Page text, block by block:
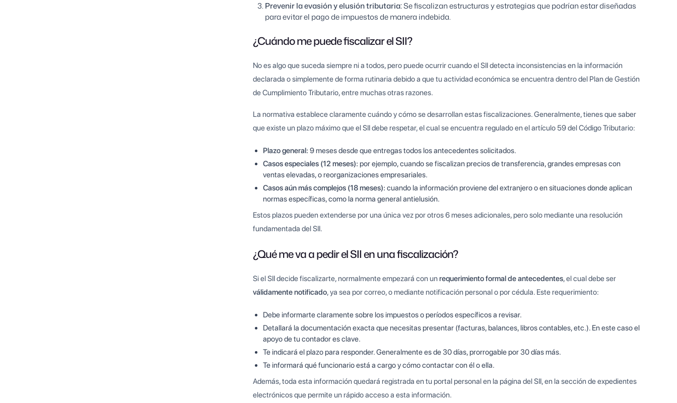
Prevenir la evasión y elusión tributaria:Se fiscalizan estructuras y estrategias que podrían estar diseñadas
para evitar el pago de impuestos de manera indebida.
¿Cuándo me puede fiscalizar el SII?
No es algo que suceda siempre ni a todos, pero puede ocurrir cuando el SII detecta inconsistencias en la información
declarada o simplemente de forma rutinaria debido a que tu actividad económica se encuentra dentro del Plan de Gestión
de Cumplimiento Tributario, entre muchas otras razones.
La normativa establece claramente cuándo y cómo se desarrollan estas fiscalizaciones. Generalmente, tienes que saber
que existe un plazo máximo que el SII debe respetar, el cual se encuentra regulado en el artículo 59 del Código Tributario:
Plazo general: 9 meses desde que entregas todos los antecedentes solicitados.
Casos especiales (12 meses): por ejemplo, cuando se fiscalizan precios de transferencia, grandes empresas con
ventas elevadas, o reorganizaciones empresariales.
Casos aún más complejos (18 meses): cuando la información proviene del extranjero o en situaciones donde aplican
normas específicas, como la norma general antielusión.
Estos plazos pueden extenderse por una única vez por otros 6 meses adicionales, pero solo mediante una resolución
fundamentada del SII.
¿Qué me va a pedir el SII en una fiscalización?
Si el SII decide fiscalizarte, normalmente empezará con unrequerimiento formal de antecedentes, el cual debe ser
válidamente notificado, ya sea por correo, o mediante notificación personal o por cédula. Este requerimiento:
Debe informarte claramente sobre los impuestos o períodos específicos a revisar.
Detallará la documentación exacta que necesitas presentar (facturas, balances, libros contables, etc.). En este caso el
apoyo de tu contador es clave.
Te indicará el plazo para responder. Generalmente es de 30 días, prorrogable por 30 días más.
Te informará qué funcionario está a cargo y cómo contactar con él o ella.
Además, toda esta información quedará registrada en tu portal personal en la página del SII, en la sección de expedientes
electrónicos que permite un rápido acceso a esta información.